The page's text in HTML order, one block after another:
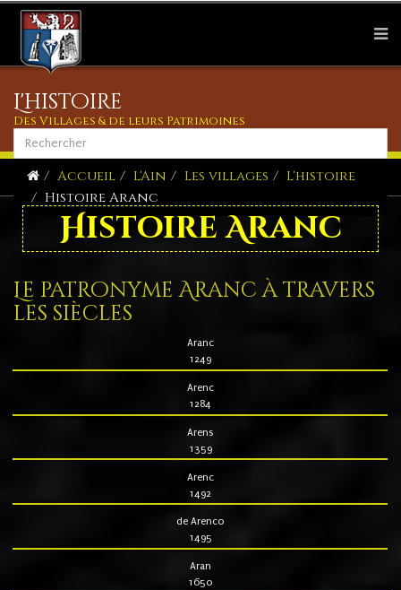
L'histoire
Des Villages & de leurs Patrimoines
Accueil L'Ain Les villages
L'histoire
Histoire Aranc
Histoire Aranc
Le patronyme Aranc à travers
les siècles
Aranc
1249
Arenc
1284
Arens
1359
Arenc
1492
de Arenco
1495
Aran
1650